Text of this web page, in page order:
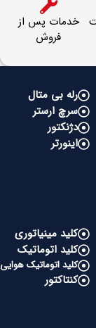
خدمات پس از
فروش
رله بی متال
سرچ ارستر
دژنکتور
اینورتر
کلید مینیاتوری
کلید اتوماتیک
کلید اتوماتیک هوایی
کنتاکتور